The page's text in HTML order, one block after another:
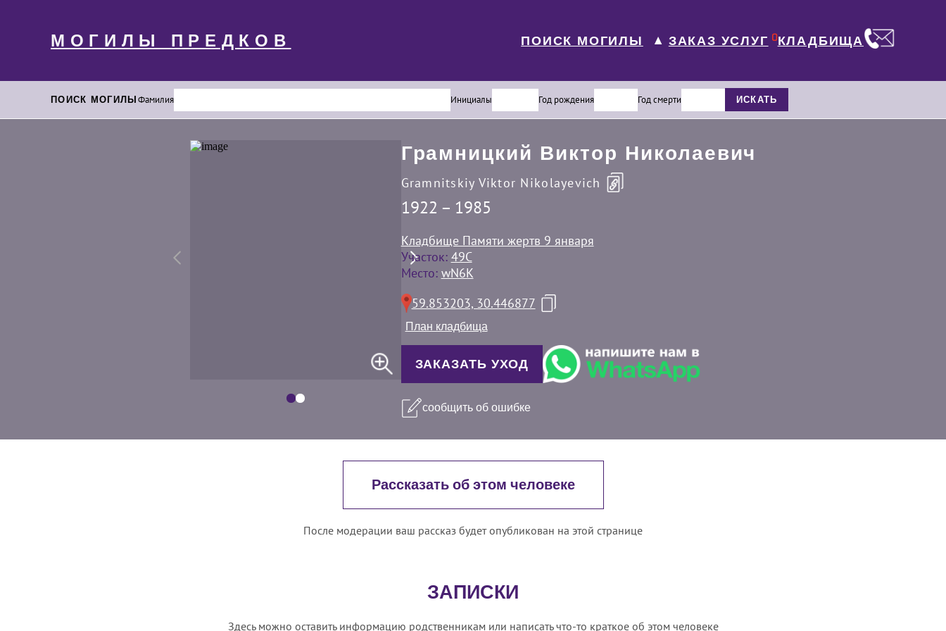
МОГИЛЫ ПРЕДКОВ ПОИСК МОГИЛЫ ▼ ЗАКАЗ УСЛУГ 0КЛАДБИЩА
ПОИСК МОГИЛЫФамилия Инициалы Год рождения Год смерти ИСКАТЬ
Грамницкий Виктор Николаевич
Gramnitskiy Viktor Nikolayevich
1922 – 1985
Кладбище Памяти жертв 9 января
Участок: 49С
Место: wN6K
59.853203, 30.446877
План кладбища
ЗАКАЗАТЬ УХОД
сообщить об ошибке
Рассказать об этом человеке
После модерации ваш рассказ будет опубликован на этой странице
ЗАПИСКИ
Здесь можно оставить информацию родственникам или написать что-то краткое об этом человеке